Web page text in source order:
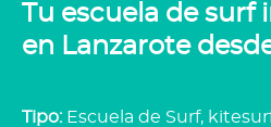
Tu escuela de surf
en Lanzarote
Tipo: Escuela de Surf,